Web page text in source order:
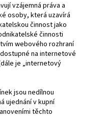
vzájemná práva a
osoby, která uzavírá
činnost jako
činnosti
webového rozhraní
na internetové
je „internetový
jsou nedílnou
ujednání v kupní
těchto